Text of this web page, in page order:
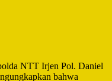
NTT Irjen Pol. Daniel
bahwa